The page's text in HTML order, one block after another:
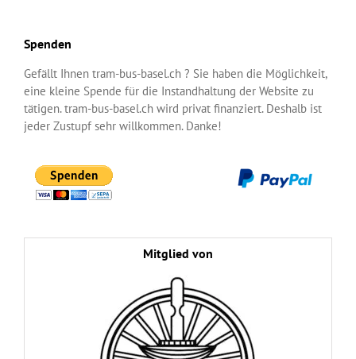
Spenden
Gefällt Ihnen tram-bus-basel.ch ? Sie haben die Möglichkeit,
eine kleine Spende für die Instandhaltung der Website zu
tätigen. tram-bus-basel.ch wird privat finanziert. Deshalb ist
jeder Zustupf sehr willkommen. Danke!
Mitglied von